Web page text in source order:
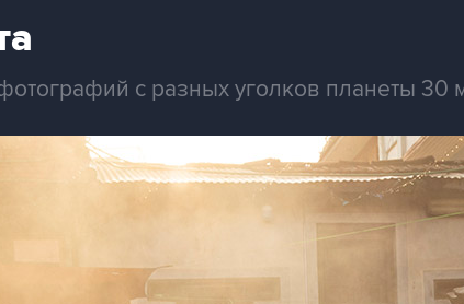
с разных уголков планеты 30